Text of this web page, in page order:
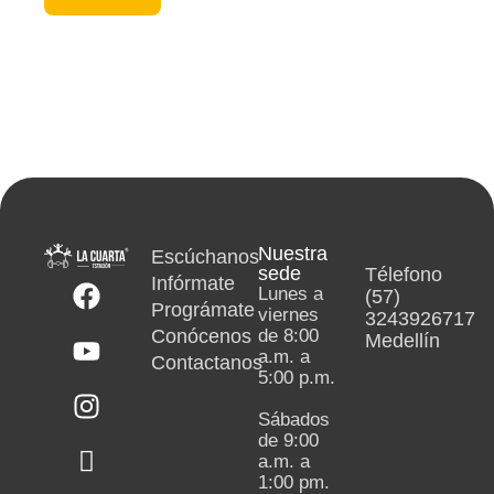
Escúchanos
Infórmate
Prográmate
Conócenos
Contactanos
Nuestra
sede
Lunes a
viernes
de 8:00
a.m. a
5:00 p.m.
Sábados
de 9:00
a.m. a
1:00 pm.
Télefono
(57)
3243926717
Medellín